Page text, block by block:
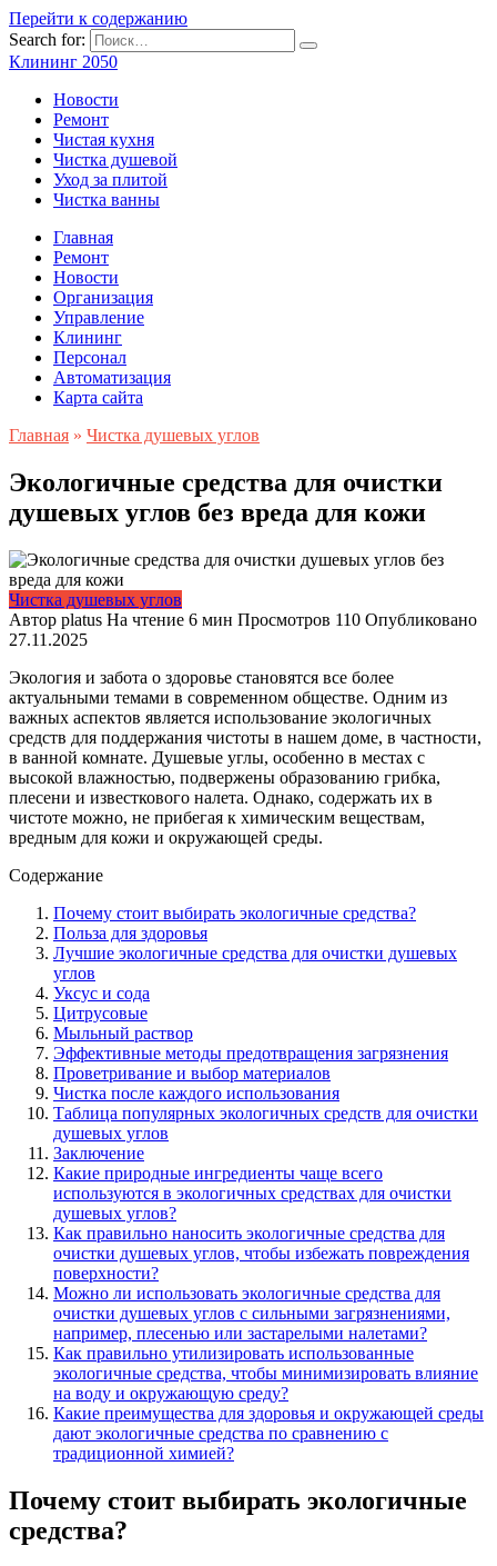
Перейти к содержанию
Search for:
Клининг 2050
Новости
Ремонт
Чистая кухня
Чистка душевой
Уход за плитой
Чистка ванны
Главная
Ремонт
Новости
Организация
Управление
Клининг
Персонал
Автоматизация
Карта сайта
Главная » Чистка душевых углов
Экологичные средства для очистки
душевых углов без вреда для кожи
Чистка душевых углов
Автор platus На чтение 6 мин Просмотров 110 Опубликовано
27.11.2025
Экология и забота о здоровье становятся все более
актуальными темами в современном обществе. Одним из
важных аспектов является использование экологичных
средств для поддержания чистоты в нашем доме, в частности,
в ванной комнате. Душевые углы, особенно в местах с
высокой влажностью, подвержены образованию грибка,
плесени и известкового налета. Однако, содержать их в
чистоте можно, не прибегая к химическим веществам,
вредным для кожи и окружающей среды.
Содержание
Почему стоит выбирать экологичные средства?
Польза для здоровья
Лучшие экологичные средства для очистки душевых
углов
Уксус и сода
Цитрусовые
Мыльный раствор
Эффективные методы предотвращения загрязнения
Проветривание и выбор материалов
Чистка после каждого использования
Таблица популярных экологичных средств для очистки
душевых углов
Заключение
Какие природные ингредиенты чаще всего
используются в экологичных средствах для очистки
душевых углов?
Как правильно наносить экологичные средства для
очистки душевых углов, чтобы избежать повреждения
поверхности?
Можно ли использовать экологичные средства для
очистки душевых углов с сильными загрязнениями,
например, плесенью или застарелыми налетами?
Как правильно утилизировать использованные
экологичные средства, чтобы минимизировать влияние
на воду и окружающую среду?
Какие преимущества для здоровья и окружающей среды
дают экологичные средства по сравнению с
традиционной химией?
Почему стоит выбирать экологичные
средства?